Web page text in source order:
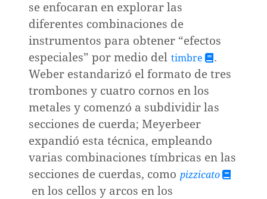
se enfocaran en explorar las
diferentes combinaciones de
instrumentos para obtener “efectos
especiales” por medio del timbre
.
Weber estandarizó el formato de tres
trombones y cuatro cornos en los
metales y comenzó a subdividir las
secciones de cuerda; Meyerbeer
expandió esta técnica, empleando
varias combinaciones tímbricas en las
secciones de cuerdas, como pizzicato
en los cellos y arcos en los